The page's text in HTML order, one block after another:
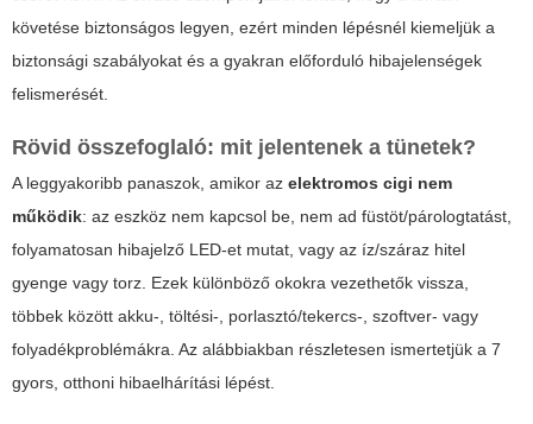
követése biztonságos legyen, ezért minden lépésnél kiemeljük a
biztonsági szabályokat és a gyakran előforduló hibajelenségek
felismerését.
Rövid összefoglaló: mit jelentenek a tünetek?
A leggyakoribb panaszok, amikor az elektromos cigi nem
működik: az eszköz nem kapcsol be, nem ad füstöt/párologtatást,
folyamatosan hibajelző LED-et mutat, vagy az íz/száraz hitel
gyenge vagy torz. Ezek különböző okokra vezethetők vissza,
többek között akku-, töltési-, porlasztó/tekercs-, szoftver- vagy
folyadékproblémákra. Az alábbiakban részletesen ismertetjük a 7
gyors, otthoni hibaelhárítási lépést.